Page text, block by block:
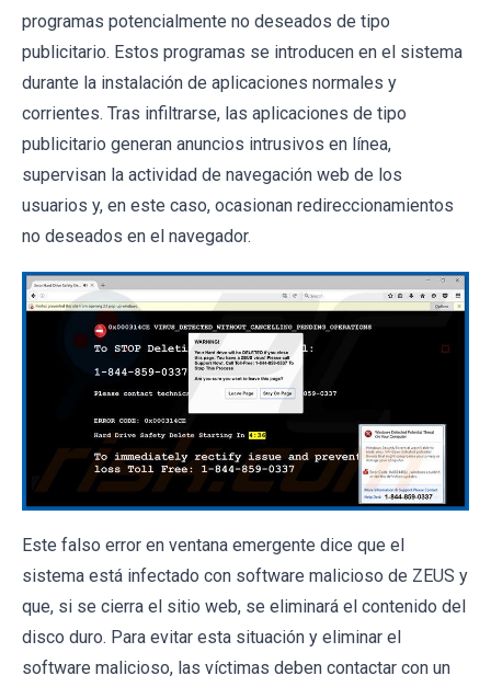
programas potencialmente no deseados de tipo
publicitario. Estos programas se introducen en el sistema
durante la instalación de aplicaciones normales y
corrientes. Tras infiltrarse, las aplicaciones de tipo
publicitario generan anuncios intrusivos en línea,
supervisan la actividad de navegación web de los
usuarios y, en este caso, ocasionan redireccionamientos
no deseados en el navegador.
Este falso error en ventana emergente dice que el
sistema está infectado con software malicioso de ZEUS y
que, si se cierra el sitio web, se eliminará el contenido del
disco duro. Para evitar esta situación y eliminar el
software malicioso, las víctimas deben contactar con un